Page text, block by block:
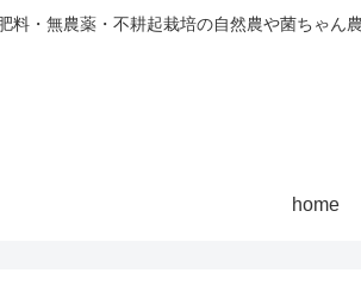
料・無農薬・不耕起栽培の自然農や菌ちゃん
home